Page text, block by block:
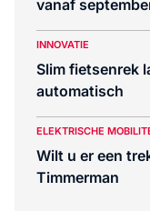
vanaf
INNOVATIE
Slim fietsenrek
automatisch
ELEKTRISCHE
Wilt u er een
Timmerman